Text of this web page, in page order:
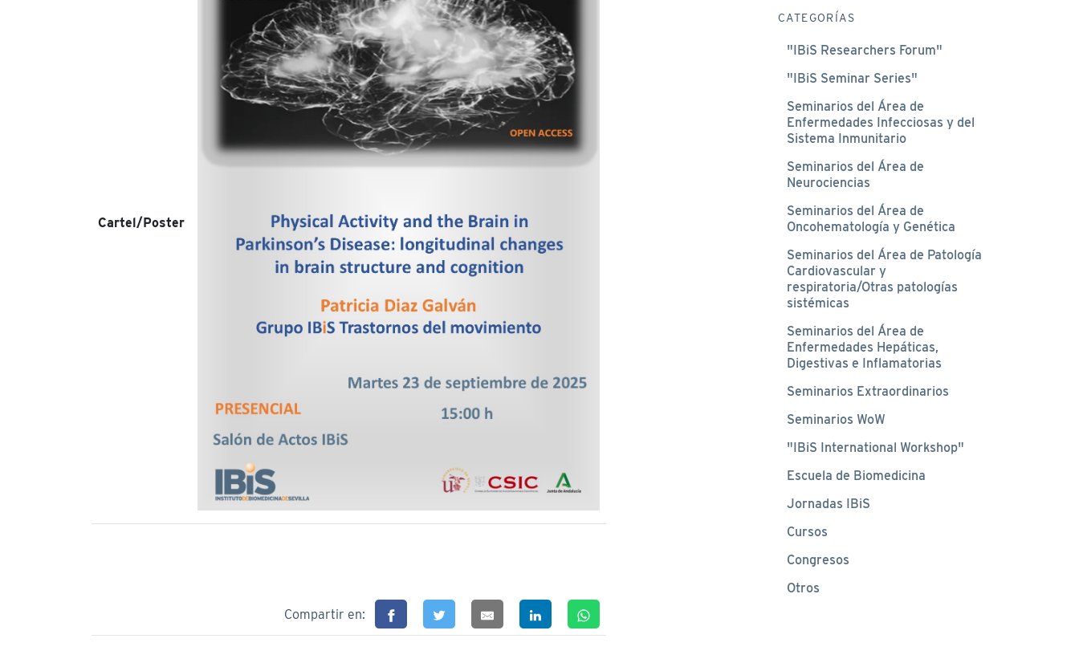
Cartel/Poster
Compartir en:
CATEGORÍAS
"IBiS Researchers Forum"
"IBiS Seminar Series"
Seminarios del Área de
Enfermedades Infecciosas y del
Sistema Inmunitario
Seminarios del Área de
Neurociencias
Seminarios del Área de
Oncohematología y Genética
Seminarios del Área de Patología
Cardiovascular y
respiratoria/Otras patologías
sistémicas
Seminarios del Área de
Enfermedades Hepáticas,
Digestivas e Inflamatorias
Seminarios Extraordinarios
Seminarios WoW
"IBiS International Workshop"
Escuela de Biomedicina
Jornadas IBiS
Cursos
Congresos
Otros